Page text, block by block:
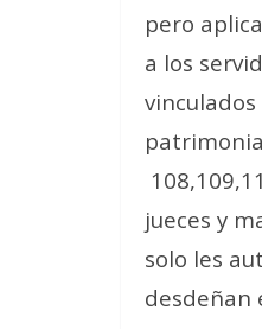
pero
a los
jueces y
solo les
desdeñan